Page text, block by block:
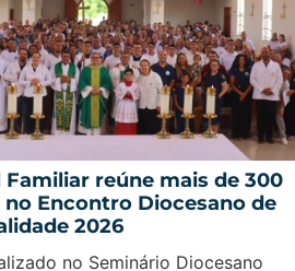
Familiar reúne mais de 300
Encontro Diocesano de
2026
no Seminário Diocesano